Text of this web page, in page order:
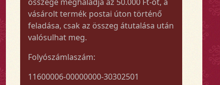
vásárolt termék postai úton történő
feladása, csak az összeg átutalása után
valósulhat meg.
Folyószámlaszám:
11600006-00000000-30302501